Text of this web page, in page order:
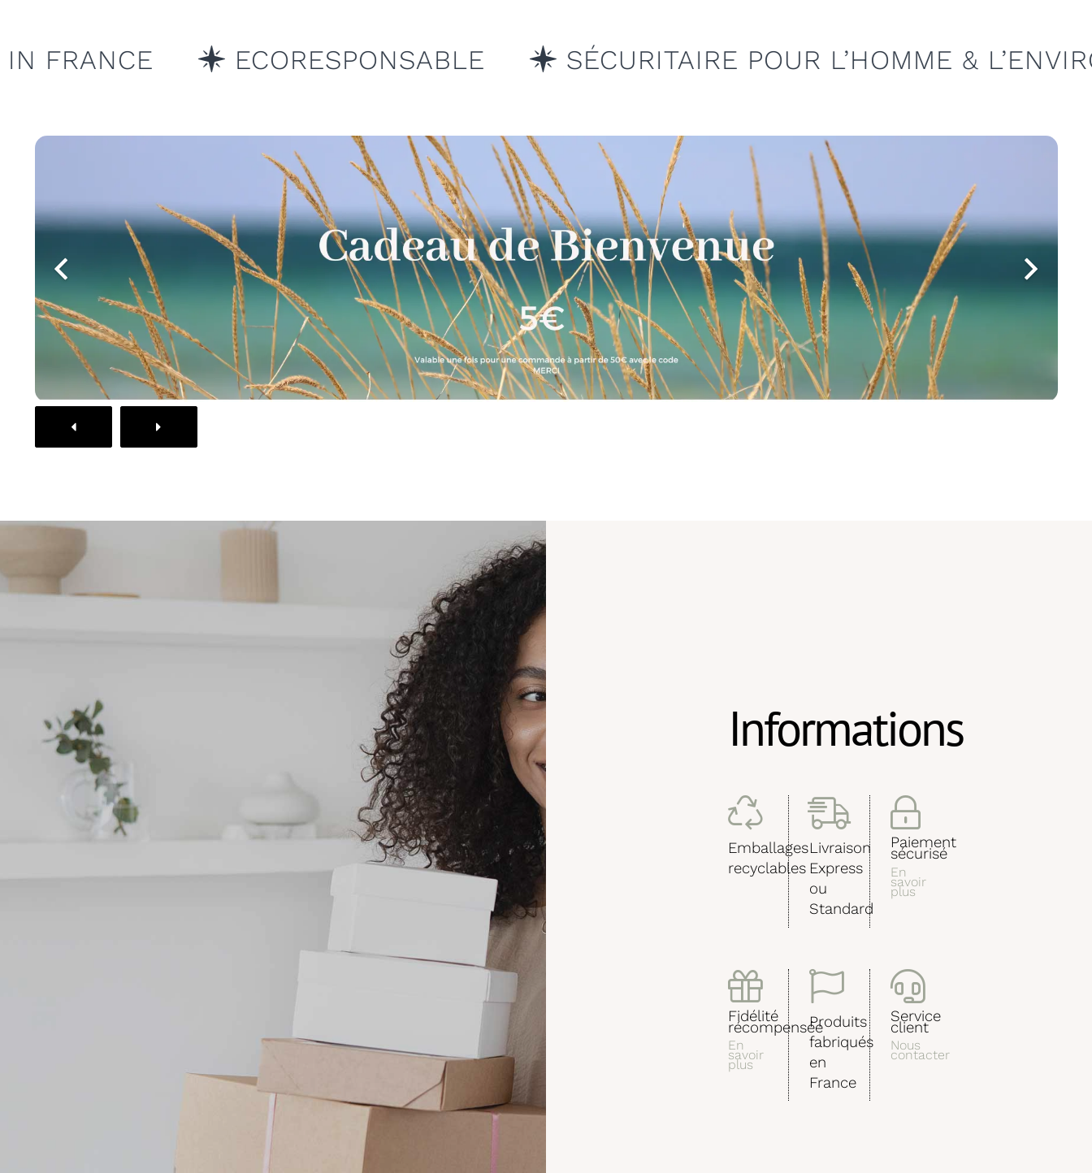
SÉCURITAIRE POUR L’HOMME & L’ENVIRONNEMENT
Informations
Emballages
recyclables
Livraison
Express
ou
Standard
Paiement
sécurisé
En
savoir
plus
Fidélité
récompensée
En
savoir
plus
Produits
fabriqués
en
France
Service
client
Nous
contacter